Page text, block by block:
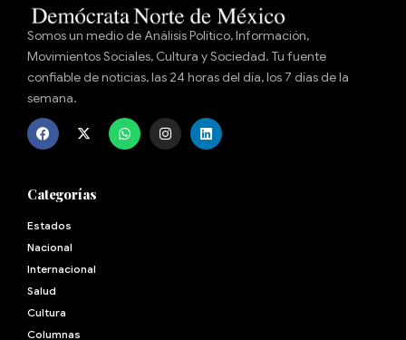
Somos un medio de Análisis Político, Información,
Movimientos Sociales, Cultura y Sociedad. Tu fuente
confiable de noticias, las 24 horas del día, los 7 días de la
semana.
Categorías
Estados
Nacional
Internacional
Salud
Cultura